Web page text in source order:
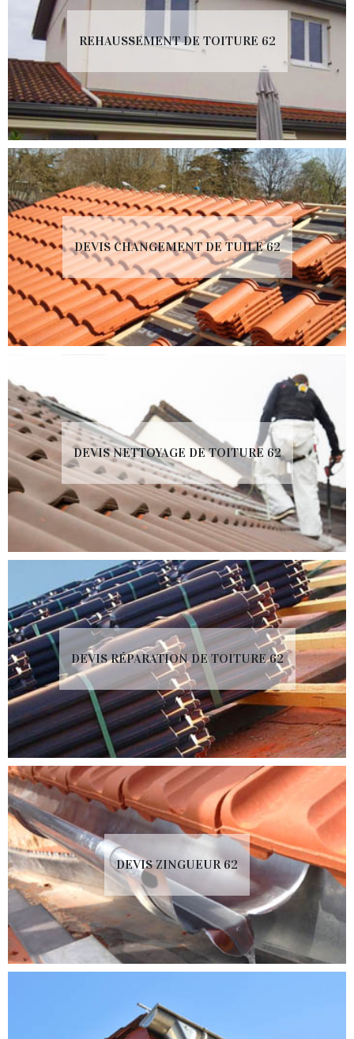
REHAUSSEMENT DE TOITURE 62
DEVIS CHANGEMENT DE TUILE 62
DEVIS NETTOYAGE DE TOITURE 62
DEVIS RÉPARATION DE TOITURE 62
DEVIS ZINGUEUR 62